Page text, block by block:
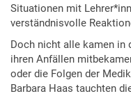
Situationen mit
verständnisvolle
Doch nicht alle kamen in
ihren Anfällen
oder die Folgen der
Barbara Haas tauchten